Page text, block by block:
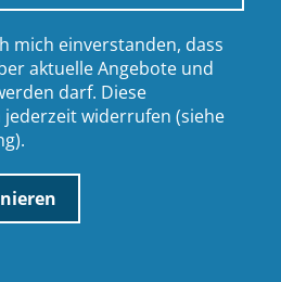
mich einverstanden, dass
aktuelle Angebote und
darf. Diese
jederzeit widerrufen (siehe
).